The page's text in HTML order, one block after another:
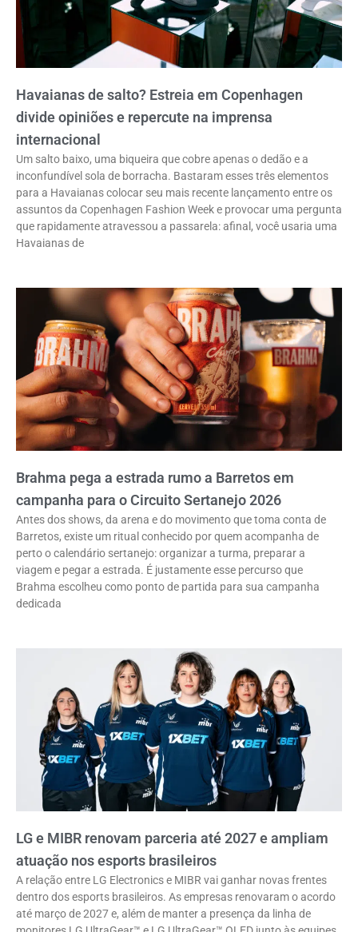
Havaianas de salto? Estreia em Copenhagen
divide opiniões e repercute na imprensa
internacional
Um salto baixo, uma biqueira que cobre apenas o dedão e a
inconfundível sola de borracha. Bastaram esses três elementos
para a Havaianas colocar seu mais recente lançamento entre os
assuntos da Copenhagen Fashion Week e provocar uma pergunta
que rapidamente atravessou a passarela: afinal, você usaria uma
Havaianas de
Brahma pega a estrada rumo a Barretos em
campanha para o Circuito Sertanejo 2026
Antes dos shows, da arena e do movimento que toma conta de
Barretos, existe um ritual conhecido por quem acompanha de
perto o calendário sertanejo: organizar a turma, preparar a
viagem e pegar a estrada. É justamente esse percurso que
Brahma escolheu como ponto de partida para sua campanha
dedicada
LG e MIBR renovam parceria até 2027 e ampliam
atuação nos esports brasileiros
A relação entre LG Electronics e MIBR vai ganhar novas frentes
dentro dos esports brasileiros. As empresas renovaram o acordo
até março de 2027 e, além de manter a presença da linha de